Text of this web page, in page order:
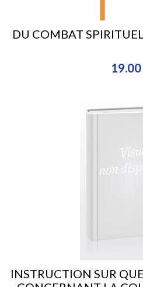
DU COMBAT
INSTRUCTION SUR